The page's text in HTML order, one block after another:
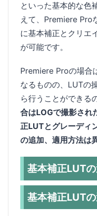
といった基本的な色
えて、Premiere Pro
に基本補正とクリエ
が可能です。
Premiere Proの場合
なるものの、LUTの
ら行うことができる
合はLOGで撮影され
正LUTとグレーディ
の追加、適用方法は
基本補正LUT
基本補正LUT